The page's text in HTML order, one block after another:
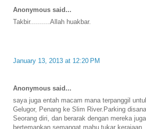
Anonymous said...
Takbir..........Allah huakbar.
January 13, 2013 at 12:20 PM
Anonymous said...
saya juga entah macam mana terpanggil
Gelugor, Penang ke Slim River.Parking
Seorang diri, dan berarak dengan mereka
bertemankan semangat mahu tukar